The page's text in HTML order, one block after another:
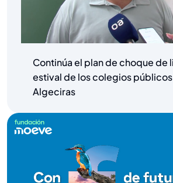
Continúa el plan de choque de
estival de los colegios
Algeciras